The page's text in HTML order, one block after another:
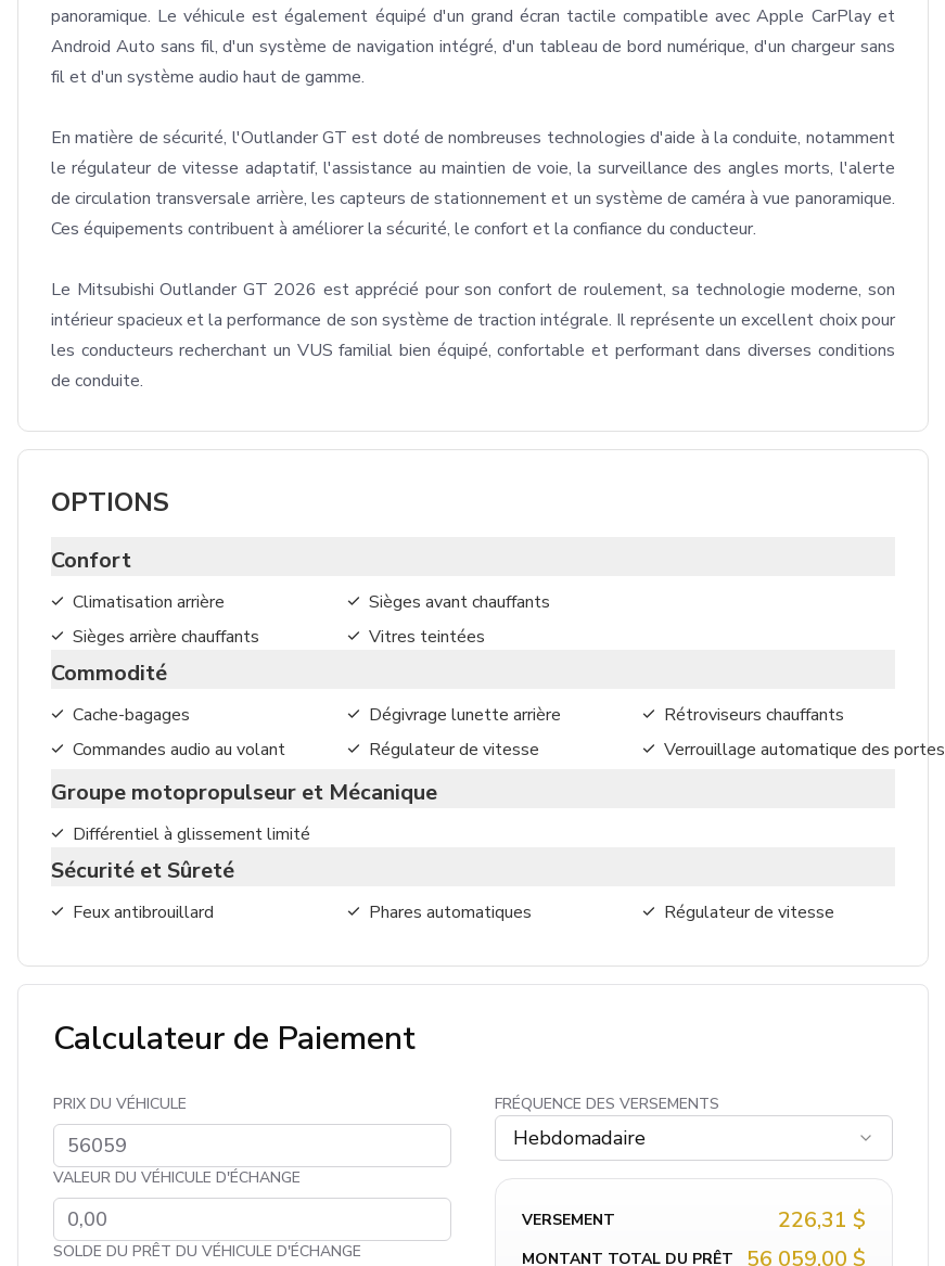
panoramique. Le véhicule est également équipé d'un grand écran tactile compatible avec Apple CarPlay et
Android Auto sans fil, d'un système de navigation intégré, d'un tableau de bord numérique, d'un chargeur sans
fil et d'un système audio haut de gamme.
En matière de sécurité, l'Outlander GT est doté de nombreuses technologies d'aide à la conduite, notamment
le régulateur de vitesse adaptatif, l'assistance au maintien de voie, la surveillance des angles morts, l'alerte
de circulation transversale arrière, les capteurs de stationnement et un système de caméra à vue panoramique.
Ces équipements contribuent à améliorer la sécurité, le confort et la confiance du conducteur.
Le Mitsubishi Outlander GT 2026 est apprécié pour son confort de roulement, sa technologie moderne, son
intérieur spacieux et la performance de son système de traction intégrale. Il représente un excellent choix pour
les conducteurs recherchant un VUS familial bien équipé, confortable et performant dans diverses conditions
de conduite.
OPTIONS
Confort
Climatisation arrière
Sièges arrière chauffants
Sièges avant chauffants
Vitres teintées
Commodité
Cache-bagages
Commandes audio au volant
Dégivrage lunette arrière
Régulateur de vitesse
Rétroviseurs chauffants
Verrouillage automatique des portes
Groupe motopropulseur et Mécanique
Différentiel à glissement limité
Sécurité et Sûreté
Feux antibrouillard Phares automatiques Régulateur de vitesse
Calculateur de Paiement
PRIX DU VÉHICULE
VALEUR DU VÉHICULE D'ÉCHANGE
SOLDE DU PRÊT DU VÉHICULE D'ÉCHANGE
FRÉQUENCE DES VERSEMENTS
Hebdomadaire
VERSEMENT 226,31 $
MONTANT TOTAL DU PRÊT 56 059,00 $